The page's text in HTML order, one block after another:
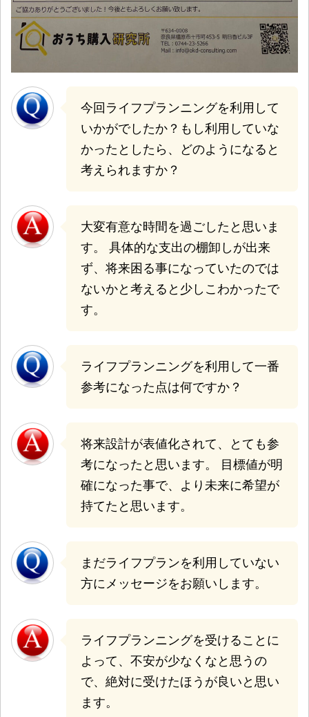
今回ライフプランニングを利用して
いかがでしたか？もし利用していな
かったとしたら、どのようになると
考えられますか？
大変有意な時間を過ごしたと思いま
す。 具体的な支出の棚卸しが出来
ず、将来困る事になっていたのでは
ないかと考えると少しこわかったで
す。
ライフプランニングを利用して一番
参考になった点は何ですか？
将来設計が表値化されて、とても参
考になったと思います。 目標値が明
確になった事で、より未来に希望が
持てたと思います。
まだライフプランを利用していない
方にメッセージをお願いします。
ライフプランニングを受けることに
よって、不安が少なくなと思うの
で、絶対に受けたほうが良いと思い
ます。